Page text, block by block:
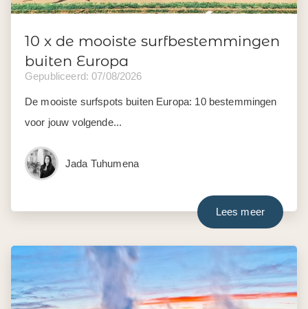
10 x de mooiste surfbestemmingen
buiten Europa
Gepubliceerd: 07/08/2026
De mooiste surfspots buiten Europa: 10 bestemmingen
voor jouw volgende...
Jada Tuhumena
Lees meer